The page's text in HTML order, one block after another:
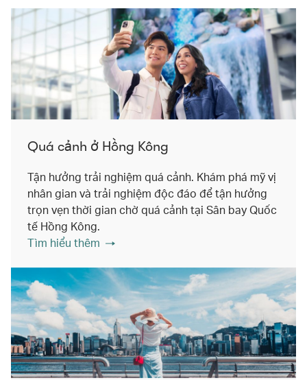
Quá cảnh ở Hồng Kông
Tận hưởng trải nghiệm quá cảnh. Khám phá mỹ vị
nhân gian và trải nghiệm độc đáo để tận hưởng
trọn vẹn thời gian chờ quá cảnh tại Sân bay Quốc
tế Hồng Kông.
Tìm hiểu thêm